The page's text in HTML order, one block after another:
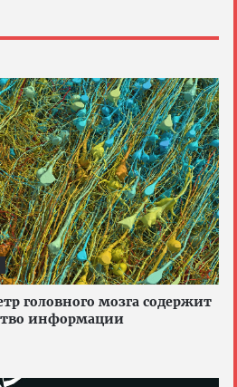
головного мозга содержит
информации